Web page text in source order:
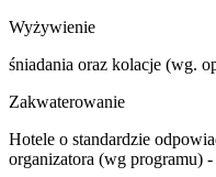
Wyżywienie
śniadania oraz kolacje (wg.
Zakwaterowanie
Hotele o standardzie
organizatora (wg programu)